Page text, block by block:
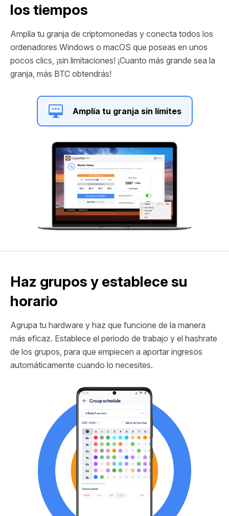
los tiempos
Amplía tu granja de criptomonedas y conecta todos los
ordenadores Windows o macOS que poseas en unos
pocos clics, ¡sin limitaciones! ¡Cuanto más grande sea la
granja, más BTC obtendrás!
Amplía tu granja sin límites
Haz grupos y establece su
horario
Agrupa tu hardware y haz que funcione de la manera
más eficaz. Establece el periodo de trabajo y el hashrate
de los grupos, para que empiecen a aportar ingresos
automáticamente cuando lo necesites.